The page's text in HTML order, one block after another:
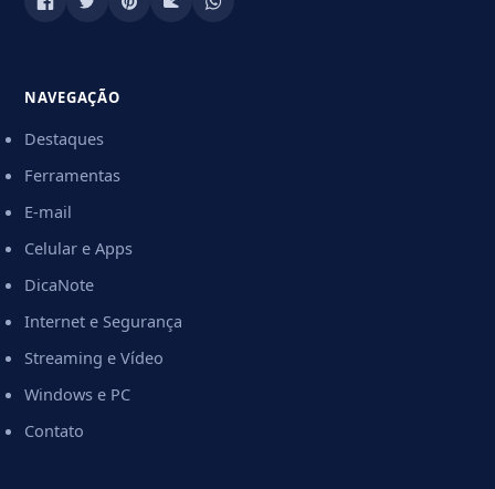
NAVEGAÇÃO
Destaques
Ferramentas
E-mail
Celular e Apps
DicaNote
Internet e Segurança
Streaming e Vídeo
Windows e PC
Contato